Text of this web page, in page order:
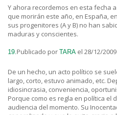
Y ahora recordemos en esta fecha
que morirán este año, en España,
sus progenitores (A y B) no han
maduras y conscientes.
19.Publicado por TARA el 28/12/
De un hecho, un acto político se
largo, corto, estuvo animado, etc.
idiosincrasia, conveniencia,
Porque como es regla en política el
audiencia del momento. Su